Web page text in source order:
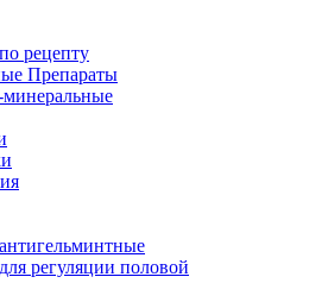
рецепту
Препараты
регуляции половой